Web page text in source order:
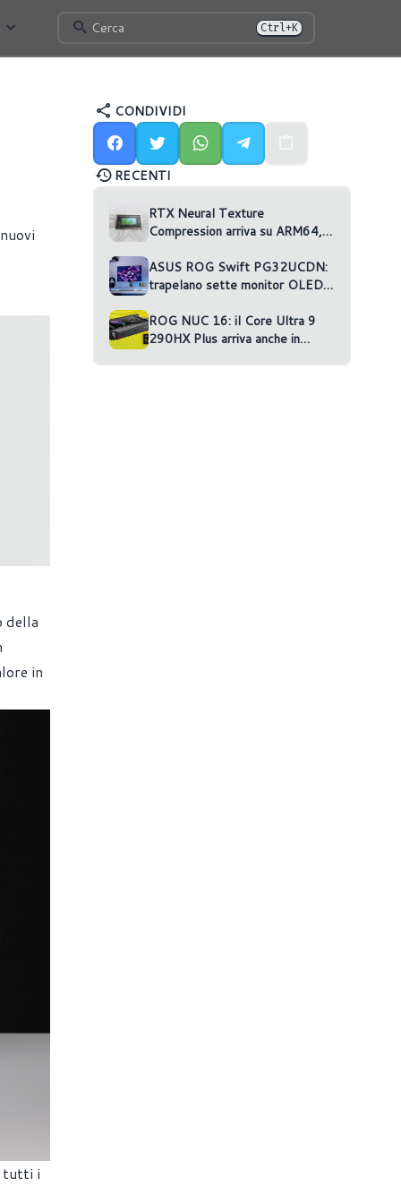
Cerca Ctrl+K
della
in
tutti i
CONDIVIDI
RECENTI
RTX Neural Texture
Compression arriva su ARM64,
ASUS ROG Swift PG32UCDN:
trapelano sette monitor OLED
ROG NUC 16: il Core Ultra 9
290HX Plus arriva anche in